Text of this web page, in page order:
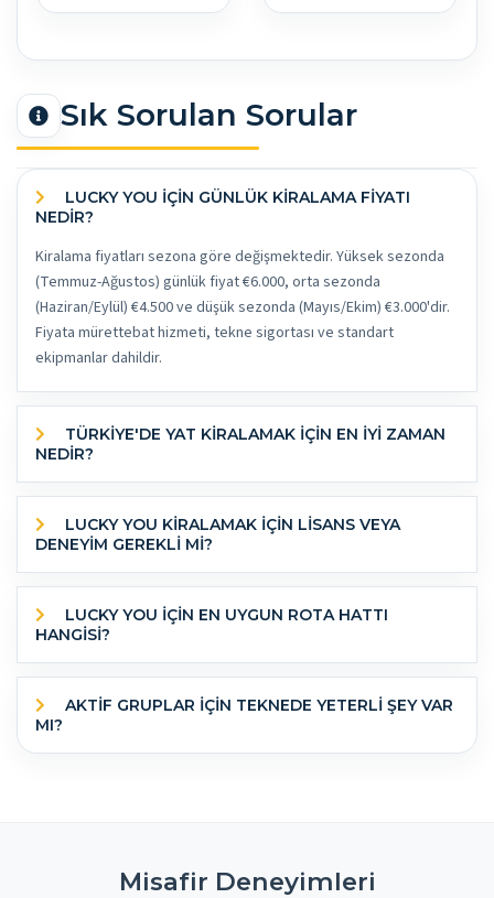
Sık Sorulan Sorular
NEDİR?
Kiralama fiyatları sezona göre değişmektedir. Yüksek sezonda
(Temmuz-Ağustos) günlük fiyat €6.000, orta sezonda
(Haziran/Eylül) €4.500 ve düşük sezonda (Mayıs/Ekim) €3.000'dir.
Fiyata mürettebat hizmeti, tekne sigortası ve standart
ekipmanlar dahildir.
NEDİR?
DENEYİM GEREKLİ Mİ?
HANGISI?
MI?
Misafir Deneyimleri